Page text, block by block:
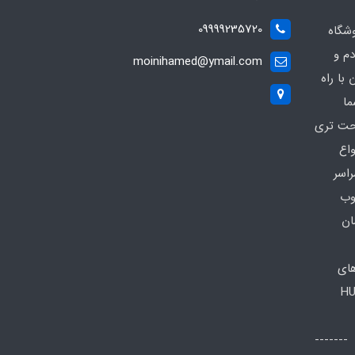
و
راه
تری
تماس: صبح ها: 8 الی 13 -------
09999235720
moinihamed@ymail.com